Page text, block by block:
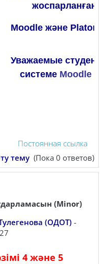
жоспарланған
Moodle және Platonus
Уважаемые
системе Moodle
Постоянная ссылка
тему (Пока 0 ответов)
(Minor)
(ОДОТ) -
4 және 5